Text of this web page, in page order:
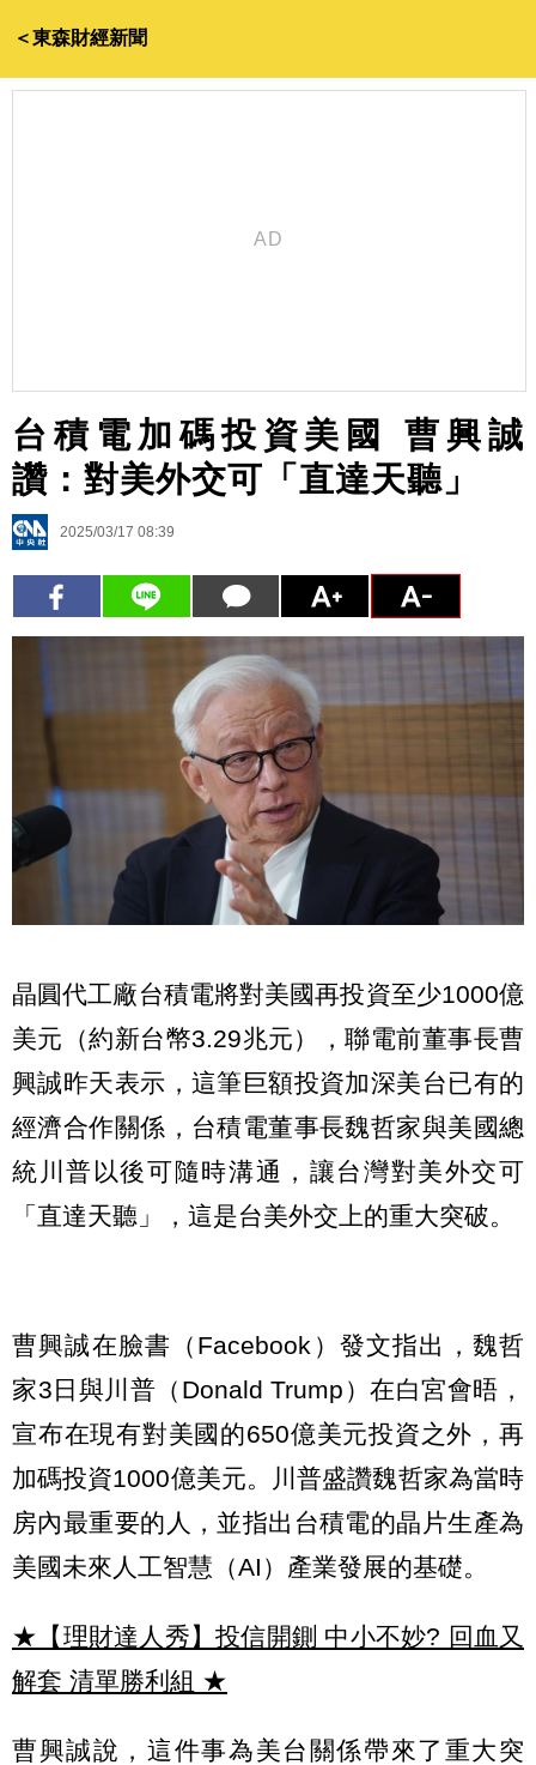
＜東森財經新聞
台積電加碼投資美國 曹興誠
讚：對美外交可「直達天聽」
2025/03/17 08:39
晶圓代工廠台積電將對美國再投資至少1000億
美元（約新台幣3.29兆元），聯電前董事長曹
興誠昨天表示，這筆巨額投資加深美台已有的
經濟合作關係，台積電董事長魏哲家與美國總
統川普以後可隨時溝通，讓台灣對美外交可
「直達天聽」，這是台美外交上的重大突破。
曹興誠在臉書（Facebook）發文指出，魏哲
家3日與川普（Donald Trump）在白宮會晤，
宣布在現有對美國的650億美元投資之外，再
加碼投資1000億美元。川普盛讚魏哲家為當時
房內最重要的人，並指出台積電的晶片生產為
美國未來人工智慧（AI）產業發展的基礎。
★【理財達人秀】投信開鍘 中小不妙? 回血又
解套 清單勝利組 ★
曹興誠說，這件事為美台關係帶來了重大突